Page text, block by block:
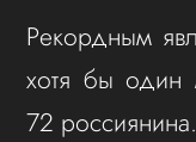
Рекордным
хотя бы один
72 россиянина.